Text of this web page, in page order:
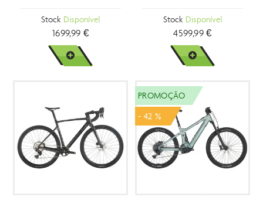
Stock Disponível
1699,99 €
VER MAIS
Stock Disponível
4599,99 €
VER MAIS
PROMOÇÃO
- 42 %